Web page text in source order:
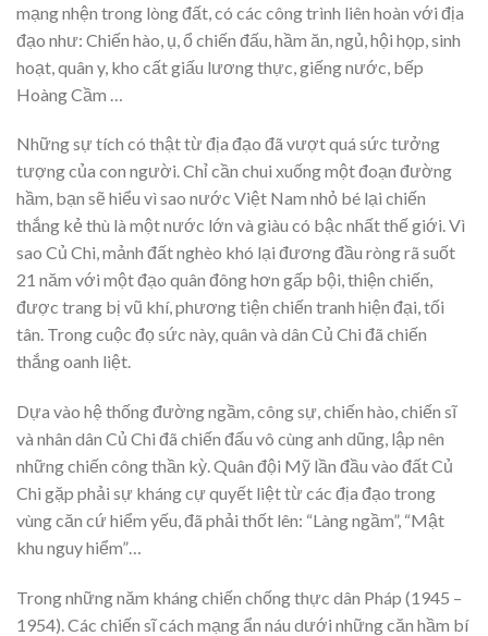
mạng nhện trong lòng đất, có các công trình liên hoàn với địa
đạo như: Chiến hào, ụ, ổ chiến đấu, hầm ăn, ngủ, hội họp, sinh
hoạt, quân y, kho cất giấu lương thực, giếng nước, bếp
Hoàng Cầm …
Những sự tích có thật từ địa đạo đã vượt quá sức tưởng
tượng của con người. Chỉ cần chui xuống một đoạn đường
hầm, bạn sẽ hiểu vì sao nước Việt Nam nhỏ bé lại chiến
thắng kẻ thù là một nước lớn và giàu có bậc nhất thế giới. Vì
sao Củ Chi, mảnh đất nghèo khó lại đương đầu ròng rã suốt
21 năm với một đạo quân đông hơn gấp bội, thiện chiến,
được trang bị vũ khí, phương tiện chiến tranh hiện đại, tối
tân. Trong cuộc đọ sức này, quân và dân Củ Chi đã chiến
thắng oanh liệt.
Dựa vào hệ thống đường ngầm, công sự, chiến hào, chiến sĩ
và nhân dân Củ Chi đã chiến đấu vô cùng anh dũng, lập nên
những chiến công thần kỳ. Quân đội Mỹ lần đầu vào đất Củ
Chi gặp phải sự kháng cự quyết liệt từ các địa đạo trong
vùng căn cứ hiểm yếu, đã phải thốt lên: “Làng ngầm”, “Mật
khu nguy hiểm”…
Trong những năm kháng chiến chống thực dân Pháp (1945 –
1954). Các chiến sĩ cách mạng ẩn náu dưới những căn hầm bí